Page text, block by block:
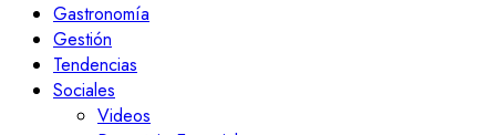
Gastronomía
Gestión
Tendencias
Sociales
Videos